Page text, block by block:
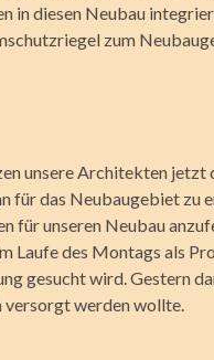
in diesen Neubau
zum
unsere Architekten jetzt
für das Neubaugebiet zu
für unseren Neubau
Laufe des Montags als
gesucht wird. Gestern
versorgt werden wollte.